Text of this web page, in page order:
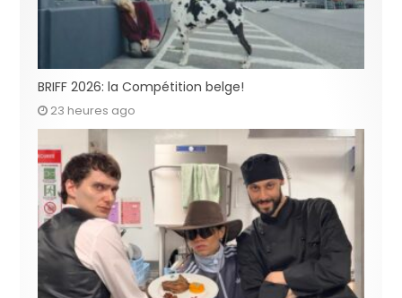
BRIFF 2026: la Compétition belge!
23 heures ago